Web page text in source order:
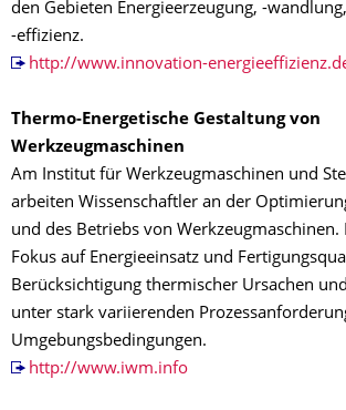
den Gebieten Energieerzeugung, -
-effizienz.
http://www.innovation-
Thermo-Energetische Gestaltung von
Werkzeugmaschinen
Am Institut für Werkzeugmaschinen und
arbeiten Wissenschaftler an der
und des Betriebs von Werkzeugmaschinen.
Fokus auf Energieeinsatz und
Berücksichtigung thermischer Ursachen
unter stark variierenden
Umgebungsbedingungen.
http://www.iwm.info